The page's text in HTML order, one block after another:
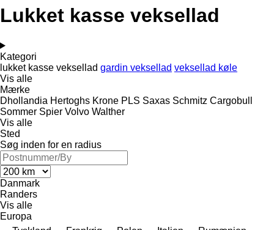
Lukket kasse veksellad
Kategori
lukket kasse veksellad gardin veksellad veksellad køle
Vis alle
Mærke
Dhollandia Hertoghs Krone PLS Saxas Schmitz Cargobull
Sommer Spier Volvo Walther
Vis alle
Sted
Søg inden for en radius
Danmark
Randers
Vis alle
Europa